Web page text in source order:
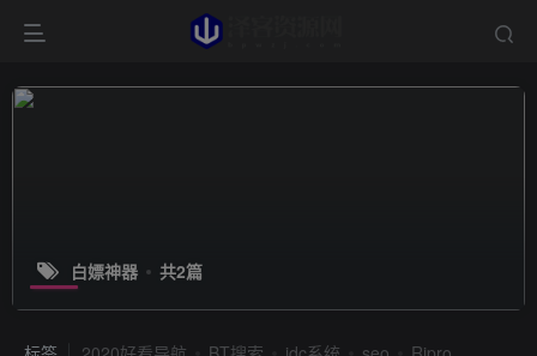
白嫖神器 共2篇